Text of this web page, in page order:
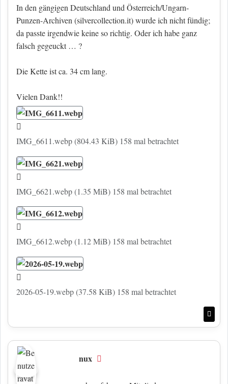
In den gängigen Deutschland und Österreich/Ungarn-
Punzen-Archiven (silvercollection.it) wurde ich nicht fündig;
da passte irgendwie keine so richtig. Oder ich habe ganz
falsch gegeuckt … ?
Die Kette ist ca. 34 cm lang.
Vielen Dank!!
IMG_6611.webp (804.43 KiB) 158 mal betrachtet
IMG_6621.webp (1.35 MiB) 158 mal betrachtet
IMG_6612.webp (1.12 MiB) 158 mal betrachtet
2026-05-19.webp (37.58 KiB) 158 mal betrachtet
nux